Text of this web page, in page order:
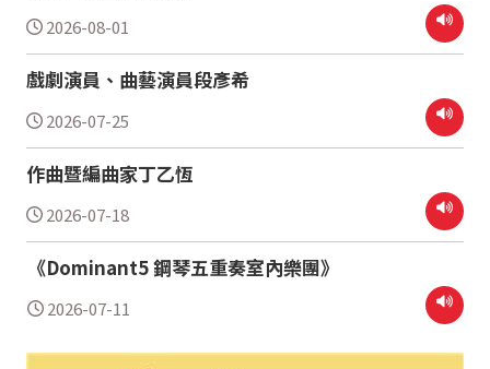
2026-08-01
戲劇演員、曲藝演員段彥希
2026-07-25
作曲暨編曲家丁乙恆
2026-07-18
《Dominant5 鋼琴五重奏室內樂團》
2026-07-11